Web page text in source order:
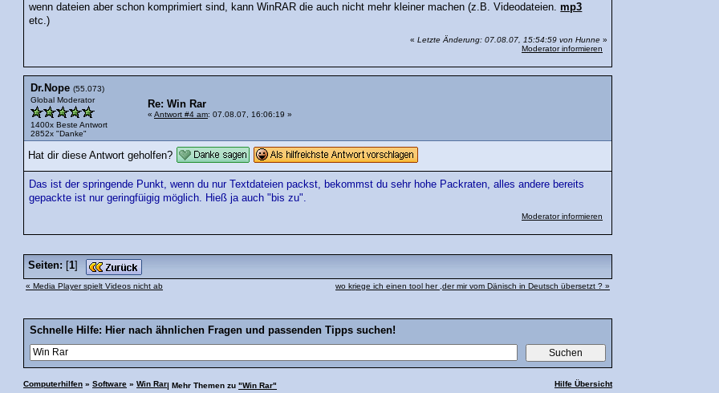
wenn dateien aber schon komprimiert sind, kann WinRAR die auch nicht mehr kleiner machen (z.B. Videodateien.mp3
etc.)
« Letzte Änderung: 07.08.07, 15:54:59 von Hunne »
Moderator informieren
Dr.Nope (55.073)
Global Moderator
1400x Beste Antwort
2852x "Danke"
Re: Win Rar
« Antwort #4 am: 07.08.07, 16:06:19 »
Hat dir diese Antwort geholfen?
Das ist der springende Punkt, wenn du nur Textdateien packst, bekommst du sehr hohe Packraten, alles andere bereits
gepackte ist nur geringfüigig möglich. Hieß ja auch "bis zu".
Moderator informieren
Seiten: [1]
« Media Player spielt Videos nicht ab wo kriege ich einen tool her ,der mir vom Dänisch in Deutsch übersetzt ? »
Schnelle Hilfe: Hier nach ähnlichen Fragen und passenden Tipps suchen!
Computerhilfen » Software » Win Rar Hilfe Übersicht
| Mehr Themen zu "Win Rar"